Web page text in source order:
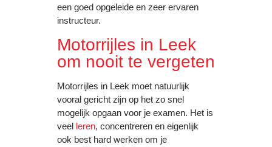
een goed opgeleide en zeer ervaren
instructeur.
Motorrijles in Leek
om nooit te vergeten
Motorrijles in Leek moet natuurlijk
vooral gericht zijn op het zo snel
mogelijk opgaan voor je examen. Het is
veel leren, concentreren en eigenlijk
ook best hard werken om je